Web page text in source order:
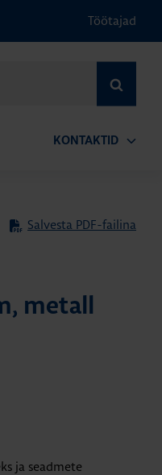
Töötajad
KONTAKTID
Salvesta PDF-failina
metall
ja seadmete